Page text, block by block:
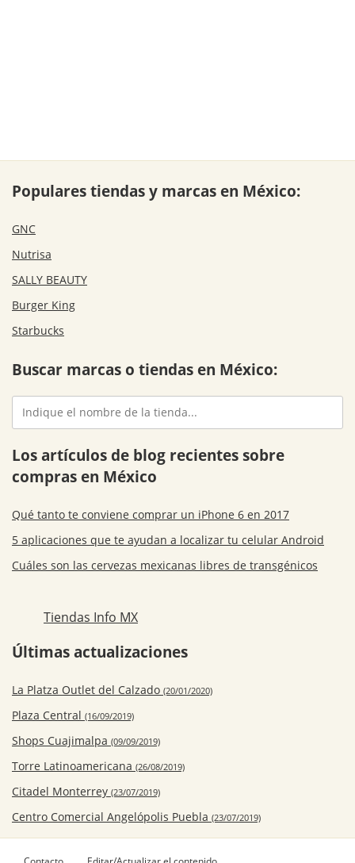
Populares tiendas y marcas en México:
GNC
Nutrisa
SALLY BEAUTY
Burger King
Starbucks
Buscar marcas o tiendas en México:
Los artículos de blog recientes sobre
compras en México
Qué tanto te conviene comprar un iPhone 6 en 2017
5 aplicaciones que te ayudan a localizar tu celular Android
Cuáles son las cervezas mexicanas libres de transgénicos
Tiendas Info MX
Últimas actualizaciones
La Platza Outlet del Calzado (20/01/2020)
Plaza Central (16/09/2019)
Shops Cuajimalpa (09/09/2019)
Torre Latinoamericana (26/08/2019)
Citadel Monterrey (23/07/2019)
Centro Comercial Angelópolis Puebla (23/07/2019)